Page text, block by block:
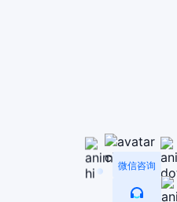
微信咨询